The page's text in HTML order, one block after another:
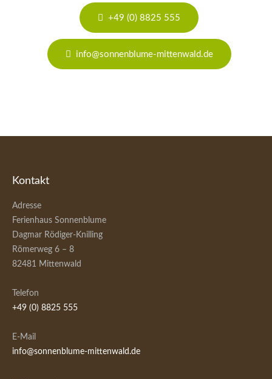
+49 (0) 8825 555
info@sonnenblume-mittenwald.de
Kontakt
Adresse
Ferienhaus Sonnenblume
Dagmar Rödiger-Knilling
Römerweg 6 – 8
82481 Mittenwald
Telefon
+49 (0) 8825 555
E-Mail
info@sonnenblume-mittenwald.de